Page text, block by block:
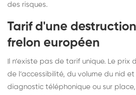
des risques.
Tarif d'une
frelon européen
Il n’existe pas de tarif unique. Le prix
de l’accessibilité, du volume du nid et
diagnostic téléphonique ou sur place,